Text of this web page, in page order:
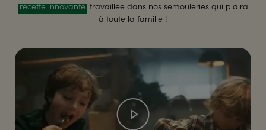
recette innovante travaillée dans nos semouleries qui plaira
à toute la famille !